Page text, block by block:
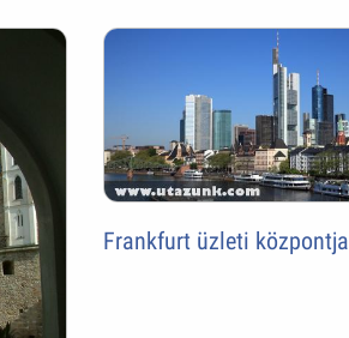
Frankfurt üzleti központja